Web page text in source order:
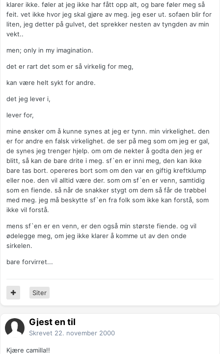
klarer ikke. føler at jeg ikke har fått opp alt, og bare føler meg så
feit. vet ikke hvor jeg skal gjøre av meg. jeg eser ut. sofaen blir for
liten, jeg detter på gulvet, det sprekker nesten av tyngden av min
vekt..
men; only in my imagination.
det er rart det som er så virkelig for meg,
kan være helt sykt for andre.
det jeg lever i,
lever for,
mine ønsker om å kunne synes at jeg er tynn. min virkelighet. den
er for andre en falsk virkelighet. de ser på meg som om jeg er gal,
de synes jeg trenger hjelp. om om de nekter å godta den jeg er
blitt, så kan de bare drite i meg. sf`en er inni meg, den kan ikke
bare tas bort. opereres bort som om den var en giftig kreftklump
eller noe. den vil alltid være der. som om sf`en er venn, samtidig
som en fiende. så når de snakker stygt om dem så får de trøbbel
med meg. jeg må beskytte sf`en fra folk som ikke kan forstå, som
ikke vil forstå.
mens sf`en er en venn, er den også min største fiende. og vil
ødelegge meg, om jeg ikke klarer å komme ut av den onde
sirkelen.
bare forvirret...
Siter
Gjest en til
Skrevet 22. november 2000
Kjære camilla!!